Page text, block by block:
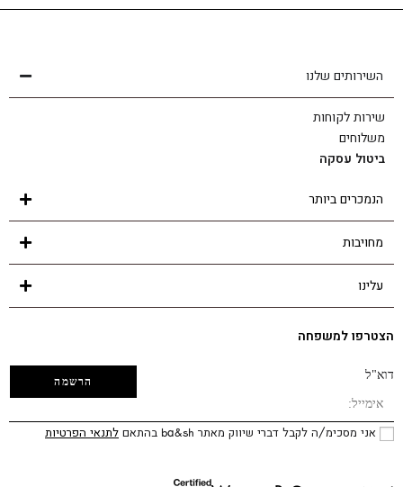
שירות לקוחות
השירותים שלנו
שירות לקוחות
משלוחים
ביטול עסקה
הנמכרים ביותר
מחויבות
עלינו
הצטרפו למשפחה
דוא"ל
אני מסכימ/ה לקבל דברי שיווק מאתר ba&sh בהתאם לתנאי הפרטיות